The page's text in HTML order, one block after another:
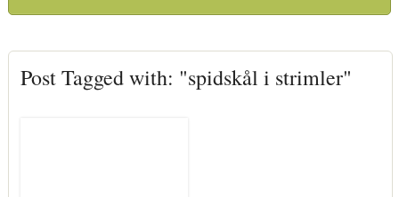
Post Tagged with: "spidskål i strimler"